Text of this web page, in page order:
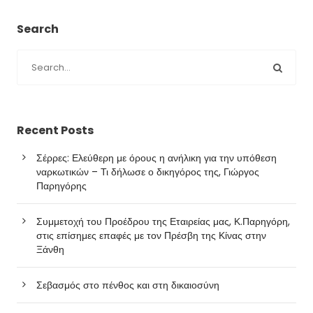
Search
Recent Posts
Σέρρες: Ελεύθερη με όρους η ανήλικη για την υπόθεση
ναρκωτικών – Τι δήλωσε ο δικηγόρος της, Γιώργος
Παρηγόρης
Συμμετοχή του Προέδρου της Εταιρείας μας, Κ.Παρηγόρη,
στις επίσημες επαφές με τον Πρέσβη της Κίνας στην
Ξάνθη
Σεβασμός στο πένθος και στη δικαιοσύνη